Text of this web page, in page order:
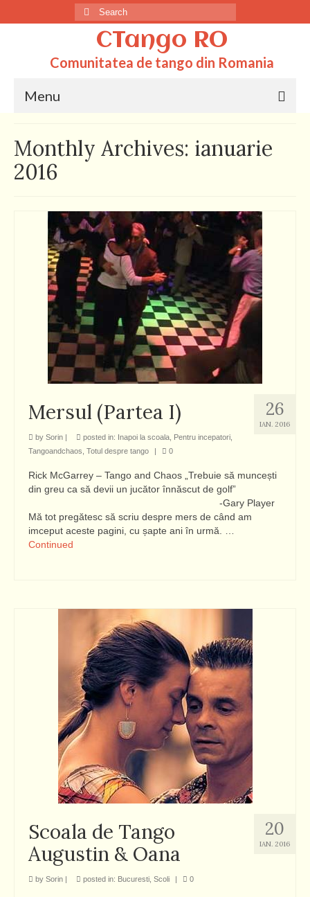
Search
for:
CTango RO
Comunitatea de tango din Romania
Menu
Totul despre tango
Scoli
Q&A
Monthly Archives: ianuarie
2016
26
IAN. 2016
Mersul (Partea I)
by Sorin | posted in: Inapoi la scoala Pentru incepatori
Tangoandchaos Totul despre tango | 0
Rick McGarrey – Tango and Chaos „Trebuie să muncești
din greu ca să devii un jucător înnăscut de golf”
-Gary Player
Mă tot pregătesc să scriu despre mers de când am
imceput aceste pagini, cu șapte ani în urmă. …
Continued
20
IAN. 2016
Scoala de Tango
Augustin & Oana
by Sorin | posted in: Bucuresti Scoli | 0